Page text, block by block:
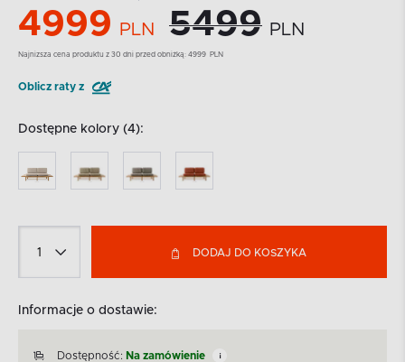
4999 PLN 5499 PLN
Najnizsza cena produktu z 30 dni przed obniżką: 4999 PLN
Oblicz raty z
Dostępne kolory (4):
DODAJ DO KOSZYKA
Informacje o dostawie:
Dostępność: Na zamówienie